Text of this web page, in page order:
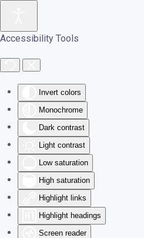
Accessibility Tools
Invert colors
Monochrome
Dark contrast
Light contrast
Low saturation
High saturation
Highlight links
Highlight headings
Screen reader
Skip to main content